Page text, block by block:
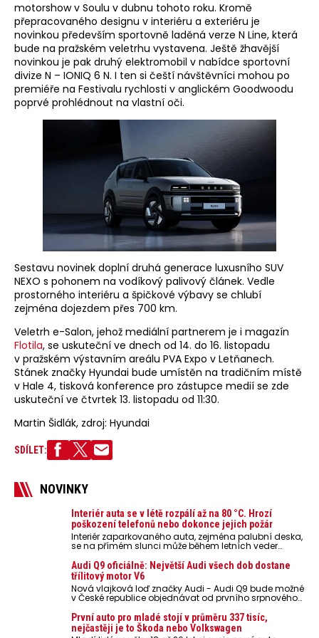
motorshow v Soulu v dubnu tohoto roku. Kromě
přepracovaného designu v interiéru a exteriéru je
novinkou především sportovně laděná verze N Line, která
bude na pražském veletrhu vystavena. Ještě žhavější
novinkou je pak druhý elektromobil v nabídce sportovní
divize N – IONIQ 6 N. I ten si čeští návštěvníci mohou po
premiéře na Festivalu rychlosti v anglickém Goodwoodu
poprvé prohlédnout na vlastní oči.
Sestavu novinek doplní druhá generace luxusního SUV
NEXO s pohonem na vodíkový palivový článek. Vedle
prostorného interiéru a špičkové výbavy se chlubí
zejména dojezdem přes 700 km.
Veletrh e-Salon, jehož mediální partnerem je i magazín
Flotila, se uskuteční ve dnech od 14. do 16. listopadu
v pražském výstavním areálu PVA Expo v Letňanech.
Stánek značky Hyundai bude umístěn na tradičním místě
v Hale 4, tisková konference pro zástupce medií se zde
uskuteční ve čtvrtek 13. listopadu od 11:30.
Martin Šidlák, zdroj: Hyundai
SDÍLET:
NOVINKY
Interiér auta se v létě rozpálí až na 80 °C. Hrozí
poškození telefonů nebo dokonce jejich požár
Interiér zaparkovaného auta, zejména palubní deska,
se na přímém slunci může během letních veder
nebezpečí pro odložené mobilní telefony, powerbanky
nebo notebooky. Můžou urychlit stárnutí baterií,
poškodit elektroniku a ve výjimečných případech i
zvýšit riziko požáru.
Audi Q9 oficiálně: Největší Audi všech dob dostane
třílitový motor V6
Nová vlajková loď značky Audi - Audi Q9 bude možné
v České republice objednávat od prvního srpnového
První auto pro mladé stojí v průměru 337 tisíc,
nejčastěji je to Škoda nebo Volkswagen